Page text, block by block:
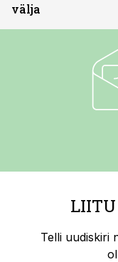
välja
Telli uudiskiri